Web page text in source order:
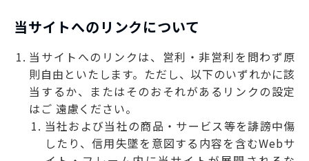
当サイトへのリンクについて
当サイトへのリンクは、営利・非営利を問わず原
則自由といたします。ただし、以下のいずれかに該
当するか、またはそのおそれがあるリンクの設定
はご 遠慮ください。
当社および当社の商品・サービス等を誹謗中傷
したり、信用失墜を意図する内容を含むWebサ